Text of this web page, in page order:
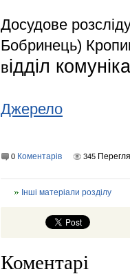
Досудове
Бобринець)
відділ
Джерело
0 Коментарів 345
Інші матеріали розділу
Коментарі